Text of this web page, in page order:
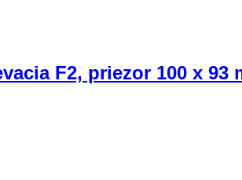
F2, priezor 100 x 93